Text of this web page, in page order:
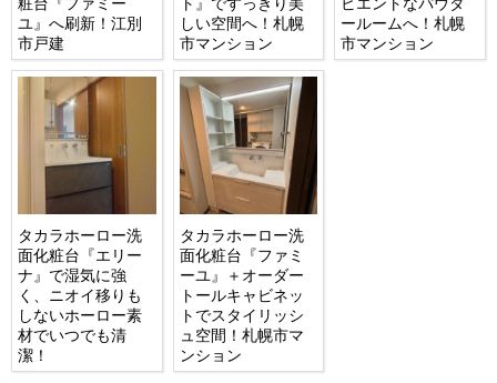
ユ』へ刷新！江別
市戸建
しい空間へ！札幌
市マンション
ールームへ！札幌
市マンション
タカラホーロー洗
面化粧台『エリー
ナ』で湿気に強
く、ニオイ移りも
しないホーロー素
材でいつでも清
潔！
タカラホーロー洗
面化粧台『ファミ
ーユ』＋オーダー
トールキャビネッ
トでスタイリッシ
ュ空間！札幌市マ
ンション